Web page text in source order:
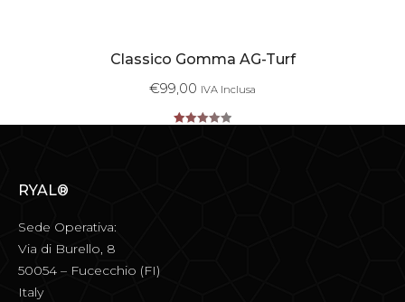
Classico Gomma AG-Turf
€99,00 IVA Inclusa
RYAL®
Sede Operativa:
Via di Burello, 8
50054 – Fucecchio (FI)
Italy